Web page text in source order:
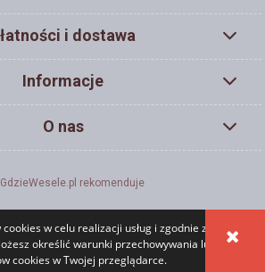
w celu realizacji usług i zgodnie z
określić warunki przechowywania lub
cookies w Twojej przeglądarce.
i dostawa
Informacje
O nas
PEŁNĄ WERSJĘ STRONY
internetowy Shoper.pl